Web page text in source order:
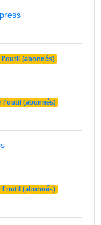
l'outil (abonnés)
l'outil (abonnés)
l'outil (abonnés)